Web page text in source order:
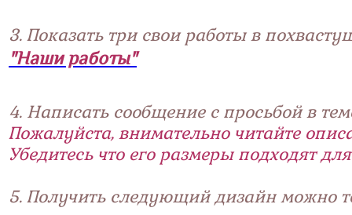
3. Показать три свои работы в
"Наши работы"
4. Написать сообщение с просьбой в
Пожалуйста, внимательно читайте
Убедитесь что его размеры подходят
5. Получить следующий дизайн можно